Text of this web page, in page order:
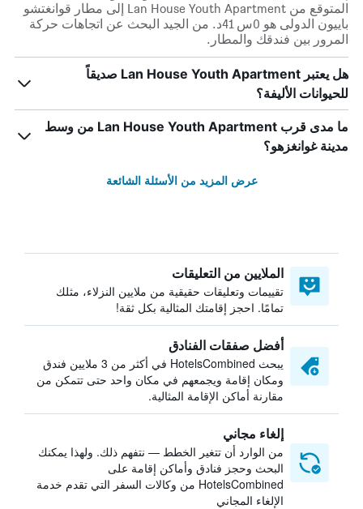
المتوقع من Lan House Youth Apartment إلى مطار قوانغتشو
باييون الدولى هو 0س 41د. من الجيد البحث عن اتجاهات حركة
المرور بين فندقك والمطار.
هل يعتبر Lan House Youth Apartment صديقاً
للحيوانات الأليفة؟
ما مدى قرب Lan House Youth Apartment من وسط
مدينة غوانغزهو؟
عرض المزيد من الأسئلة الشائعة
الملايين من التعليقات
تقييمات وتعليقات حقيقية من ملايين النزلاء، مثلك
تمامًا. احجز إقامتك المثالية بكل ثقة!
أفضل صفقات الفنادق
يبحث HotelsCombined في أكثر من 3 ملايين فندق
ومكان إقامة ويجمعهم في مكان واحد حتى تتمكن من
مقارنة أماكن الإقامة المثالية.
إلغاء مجاني
من الوارد أن تتغير الخطط — نتفهم ذلك. ولهذا يمكنك
البحث وحجز فنادق وأماكن إقامة على
HotelsCombined من وكالات السفر التي تقدم خدمة
الإلغاء المجاني